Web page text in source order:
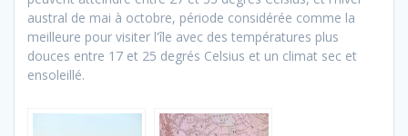
austral de mai à octobre, période considérée comme la
meilleure pour visiter l'île avec des températures plus
douces entre 17 et 25 degrés Celsius et un climat sec et
ensoleillé.